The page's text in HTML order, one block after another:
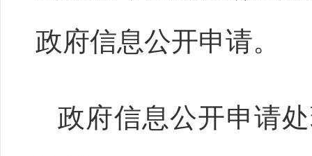
政府信息公开申请。
政府信息公开申请